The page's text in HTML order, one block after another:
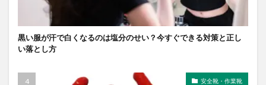
黒い服が汗で白くなるのは塩分のせい？今すぐできる対策と正し
い落とし方
安全靴・作業靴